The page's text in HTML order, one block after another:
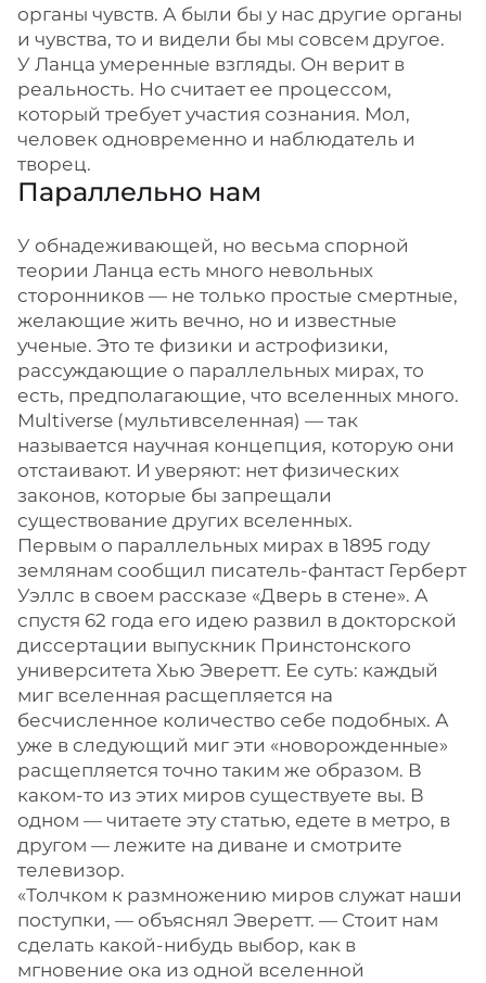
органы чувств. А были бы у нас другие органы
и чувства, то и видели бы мы совсем другое.
У Ланца умеренные взгляды. Он верит в
реальность. Но считает ее процессом,
который требует участия сознания. Мол,
человек одновременно и наблюдатель и
творец.
Параллельно нам
У обнадеживающей, но весьма спорной
теории Ланца есть много невольных
сторонников — не только простые смертные,
желающие жить вечно, но и известные
ученые. Это те физики и астрофизики,
рассуждающие о параллельных мирах, то
есть, предполагающие, что вселенных много.
Multiverse (мультивселенная) — так
называется научная концепция, которую они
отстаивают. И уверяют: нет физических
законов, которые бы запрещали
существование других вселенных.
Первым о параллельных мирах в 1895 году
землянам сообщил писатель-фантаст Герберт
Уэллс в своем рассказе «Дверь в стене». А
спустя 62 года его идею развил в докторской
диссертации выпускник Принстонского
университета Хью Эверетт. Ее суть: каждый
миг вселенная расщепляется на
бесчисленное количество себе подобных. А
уже в следующий миг эти «новорожденные»
расщепляется точно таким же образом. В
каком-то из этих миров существуете вы. В
одном — читаете эту статью, едете в метро, в
другом — лежите на диване и смотрите
телевизор.
«Толчком к размножению миров служат наши
поступки, — объяснял Эверетт. — Стоит нам
сделать какой-нибудь выбор, как в
мгновение ока из одной вселенной